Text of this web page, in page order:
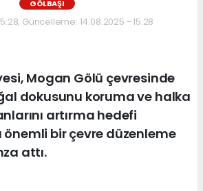
GÖLBAŞI
Güncelleme: 14.08.2025 - 15:28
Mogan Gölü çevresinde
dokusunu koruma ve halka
artırma hedefi
bir çevre düzenleme
attı.